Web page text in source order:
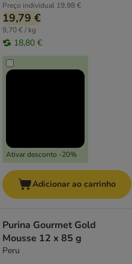
Preço individual 19,98 €
19,79 €
9,70 € / kg
18,80 €
Ativar desconto -20%
Adicionar ao carrinho
Purina Gourmet Gold
Mousse 12 x 85 g
Peru